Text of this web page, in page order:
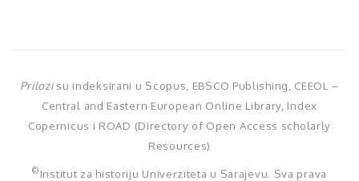
Prilozisu indeksirani u Scopus, EBSCO Publishing, CEEOL –
Central and Eastern European Online Library, Index
Copernicus i ROAD (Directory of Open Access scholarly
Resources)
© Institut za historiju Univerziteta u Sarajevu. Sva prava